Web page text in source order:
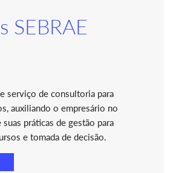
SEBRAE
serviço de consultoria para
auxiliando o empresário no
práticas de gestão para
e tomada de decisão.